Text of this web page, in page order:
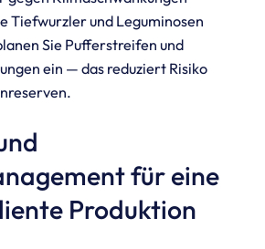
Tiefwurzler und Leguminosen
Sie Pufferstreifen und
ein — das reduziert Risiko
für eine
Produktion